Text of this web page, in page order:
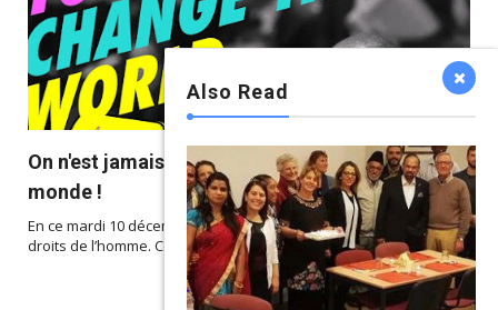
On n'est jamais trop jeune pour changer le
monde !
En ce mardi 10 décembre 2019, nous célébrons la Journée des
droits de l’homme. Cette année nous m...
Also Read